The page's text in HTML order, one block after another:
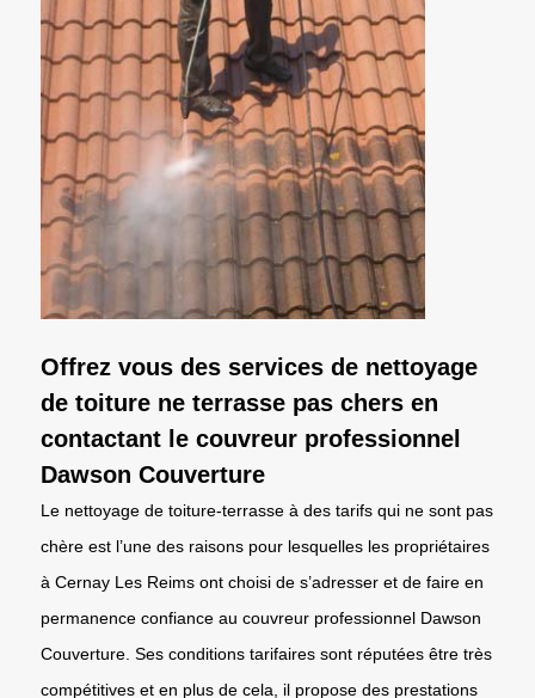
Offrez vous des services de nettoyage
de toiture ne terrasse pas chers en
contactant le couvreur professionnel
Dawson Couverture
Le nettoyage de toiture-terrasse à des tarifs qui ne sont pas
chère est l’une des raisons pour lesquelles les propriétaires
à Cernay Les Reims ont choisi de s’adresser et de faire en
permanence confiance au couvreur professionnel Dawson
Couverture. Ses conditions tarifaires sont réputées être très
compétitives et en plus de cela, il propose des prestations